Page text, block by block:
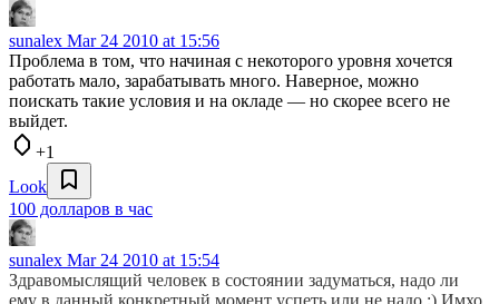
sunalex Mar 24 2010 at 15:56
Проблема в том, что начиная с некоторого уровня хочется
работать мало, зарабатывать много. Наверное, можно
поискать такие условия и на окладе — но скорее всего не
выйдет.
+1
Look
100 долларов в час
sunalex Mar 24 2010 at 15:54
Здравомыслящий человек в состоянии задуматься, надо ли
ему в данный конкретный момент успеть или не надо ;) Имхо